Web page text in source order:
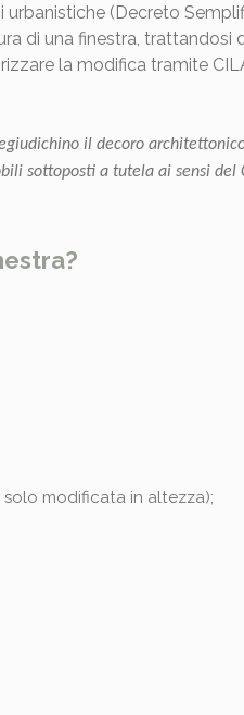
(Decreto
di una finestra, trattandosi
la modifica tramite
il decoro
sottoposti a tutela ai sensi del
modificata in altezza);